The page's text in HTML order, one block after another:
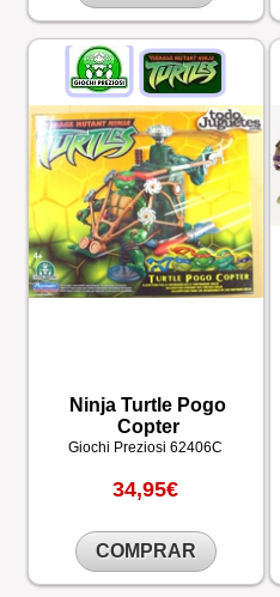
Ninja Turtle Pogo
Copter
Giochi Preziosi 62406C
34,95€
COMPRAR